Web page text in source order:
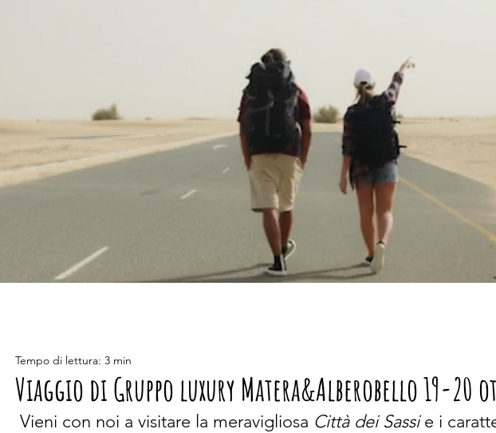
Viaggio di Gruppo luxury Matera&Alberobello 19-20
Tempo di lettura: 3 min
Vieni con noi a visitare la meravigliosa Città dei Sassi e i